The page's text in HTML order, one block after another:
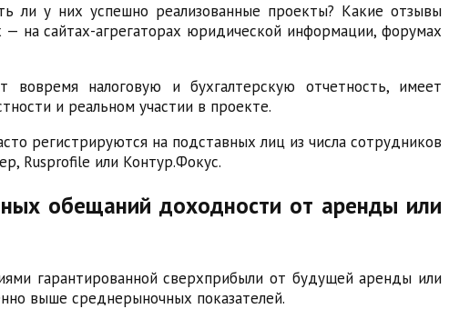
ли у них успешно реализованные проекты? Какие отзывы
на сайтах-агрегаторах юридической информации, форумах
налоговую и бухгалтерскую отчетность, имеет
и реальном участии в проекте.
регистрируются на подставных лиц из числа сотрудников
Rusprofile или Контур.Фокус.
обещаний доходности от аренды или
гарантированной сверхприбыли от будущей аренды или
выше среднерыночных показателей.